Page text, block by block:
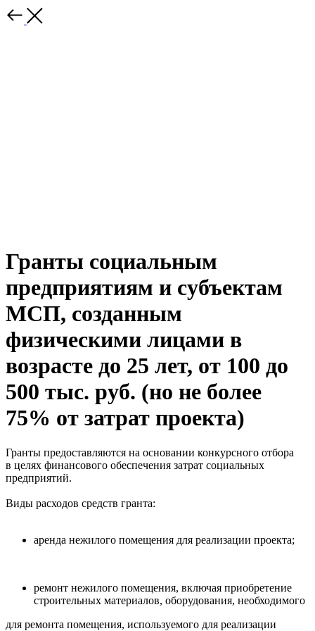
Гранты социальным
предприятиям и субъектам
МСП, созданным
физическими лицами в
возрасте до 25 лет, от 100 до
500 тыс. руб. (но не более
75% от затрат проекта)
Гранты предоставляются на основании конкурсного отбора
в целях финансового обеспечения затрат социальных
предприятий.
Виды расходов средств гранта:
аренда нежилого помещения для реализации проекта;
ремонт нежилого помещения, включая приобретение
строительных материалов, оборудования, необходимого
для ремонта помещения, используемого для реализации